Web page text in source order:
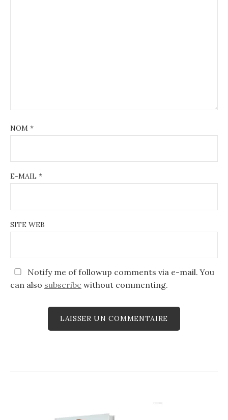
NOM *
E-MAIL *
SITE WEB
Notify me of followup comments via e-mail. You
can also subscribe without commenting.